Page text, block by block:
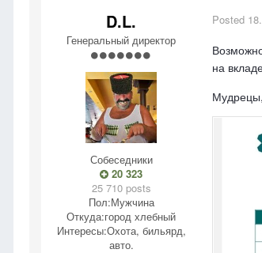
D.L.
Генеральный директор
Собеседники
20 323
25 710 posts
Пол:Мужчина
Откуда:город хлебный
Интересы:Охота, бильярд,
авто.
Posted
на